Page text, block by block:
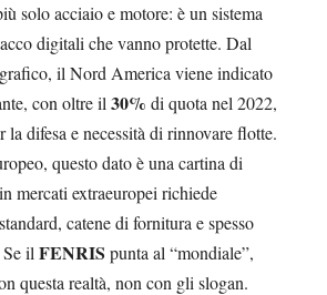
solo acciaio e motore: è un sistema
digitali che vanno protette. Dal
il Nord America viene indicato
con oltre il 30% di quota nel 2022,
la difesa e necessità di rinnovare flotte.
questo dato è una cartina di
mercati extraeuropei richiede
catene di fornitura e spesso
il FENRIS punta al “mondiale”,
questa realtà, non con gli slogan.